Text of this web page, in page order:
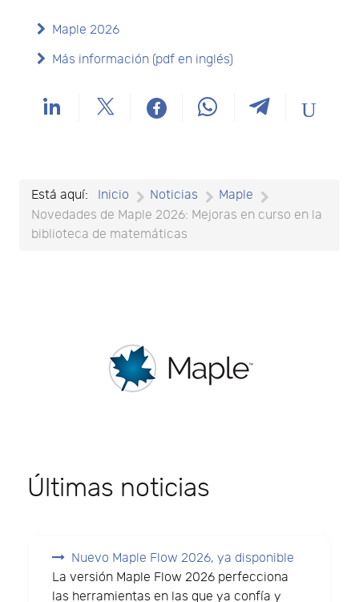
Maple 2026
Más información (pdf en inglés)
Está aquí: Inicio Noticias
Maple
Novedades de Maple 2026: Mejoras en curso en la
biblioteca de matemáticas
Últimas noticias
Nuevo Maple Flow 2026, ya disponible
La versión Maple Flow 2026 perfecciona
las herramientas en las que ya confía y